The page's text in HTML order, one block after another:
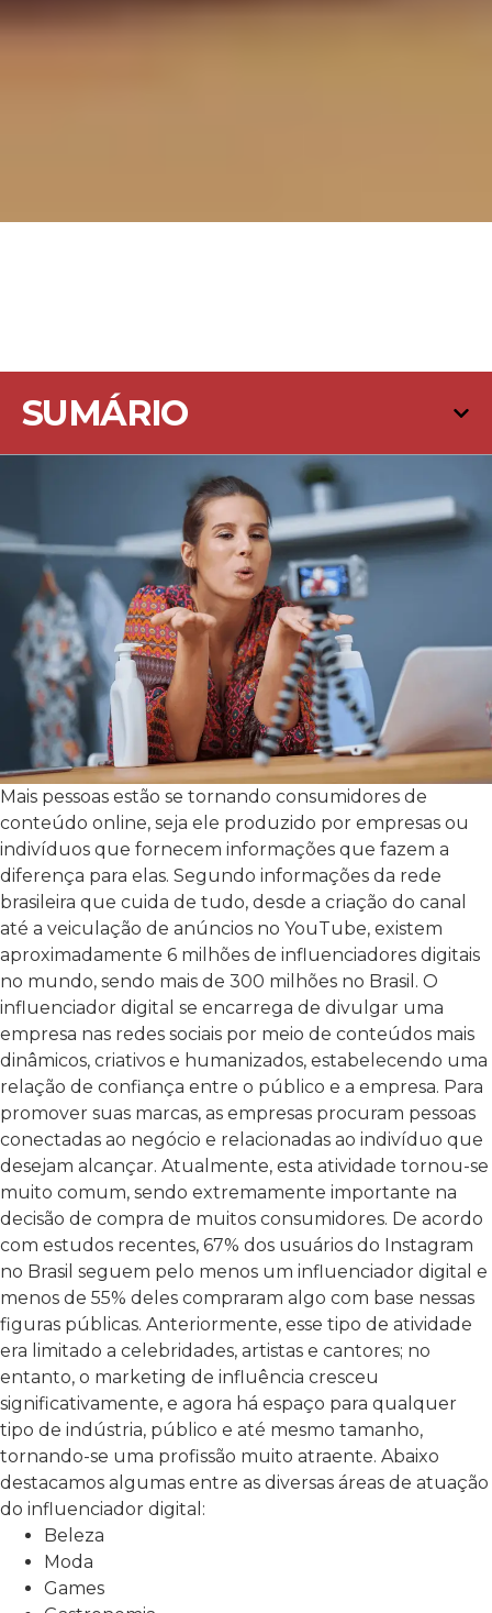
SUMÁRIO
Mais pessoas estão se tornando consumidores de
conteúdo online, seja ele produzido por empresas ou
indivíduos que fornecem informações que fazem a
diferença para elas. Segundo informações da rede
brasileira que cuida de tudo, desde a criação do canal
até a veiculação de anúncios no YouTube, existem
aproximadamente 6 milhões de influenciadores digitais
no mundo, sendo mais de 300 milhões no Brasil. O
influenciador digital se encarrega de divulgar uma
empresa nas redes sociais por meio de conteúdos mais
dinâmicos, criativos e humanizados, estabelecendo uma
relação de confiança entre o público e a empresa. Para
promover suas marcas, as empresas procuram pessoas
conectadas ao negócio e relacionadas ao indivíduo que
desejam alcançar. Atualmente, esta atividade tornou-se
muito comum, sendo extremamente importante na
decisão de compra de muitos consumidores. De acordo
com estudos recentes, 67% dos usuários do Instagram
no Brasil seguem pelo menos um influenciador digital e
menos de 55% deles compraram algo com base nessas
figuras públicas. Anteriormente, esse tipo de atividade
era limitado a celebridades, artistas e cantores; no
entanto, o marketing de influência cresceu
significativamente, e agora há espaço para qualquer
tipo de indústria, público e até mesmo tamanho,
tornando-se uma profissão muito atraente. Abaixo
destacamos algumas entre as diversas áreas de atuação
do influenciador digital:
Beleza
Moda
Games